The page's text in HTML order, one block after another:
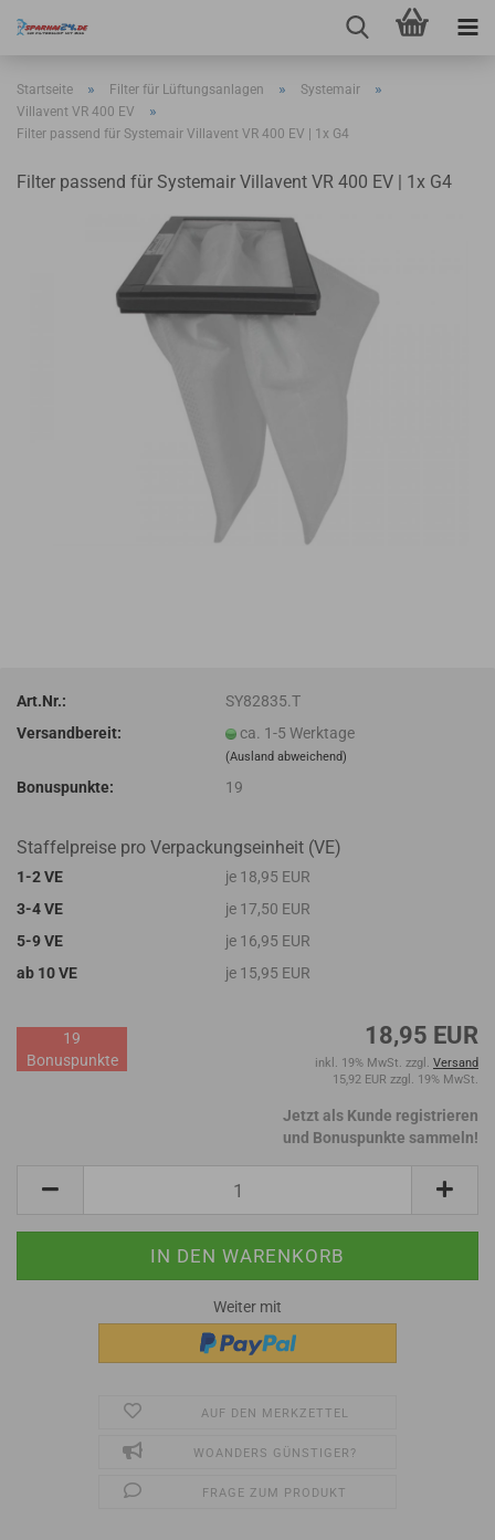
Startseite » Filter für Lüftungsanlagen » Systemair »
Villavent VR 400 EV »
Filter passend für Systemair Villavent VR 400 EV | 1x G4
Filter passend für Systemair Villavent VR 400 EV | 1x G4
Art.Nr.:
SY82835.T
Versandbereit:
ca. 1-5 Werktage
(Ausland abweichend)
Bonuspunkte: 19
Staffelpreise pro Verpackungseinheit (VE)
1-2 VE
je 18,95 EUR
3-4 VE
je 17,50 EUR
5-9 VE
je 16,95 EUR
ab 10 VE
je 15,95 EUR
18,95 EUR
inkl. 19% MwSt. zzgl. Versand
15,92 EUR zzgl. 19% MwSt.
19
Bonuspunkte
Jetzt als Kunde registrieren
und Bonuspunkte sammeln!
Weiter mit
AUF DEN MERKZETTEL
WOANDERS GÜNSTIGER?
FRAGE ZUM PRODUKT